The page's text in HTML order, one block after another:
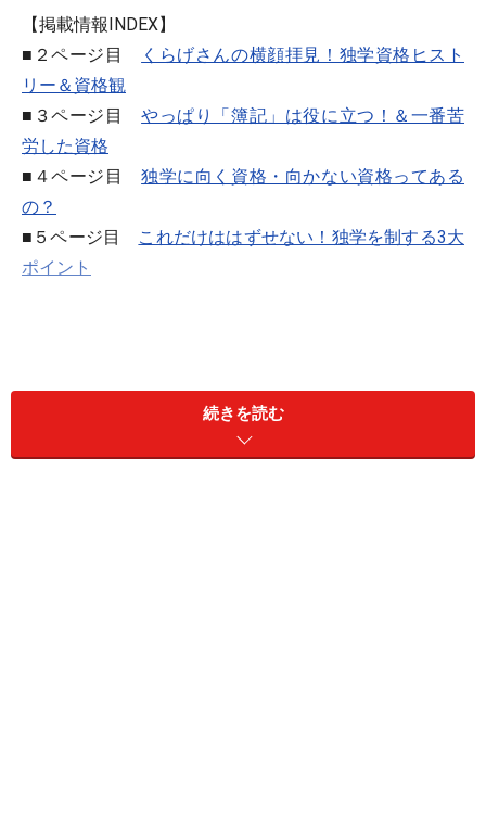
【掲載情報INDEX】
■２ページ目
くらげさんの横顔拝見！独学資格ヒスト
リー＆資格観
■３ページ目やっぱり「簿記」は役に立つ！＆一番苦
労した資格
■４ページ目独学に向く資格・向かない資格ってある
の？
■５ページ目 これだけははずせない！独学を制する3大
ポイント
格歴や取得エピソードを伺いながら、くらげさんの横顔
でご紹介します。
続きを読む